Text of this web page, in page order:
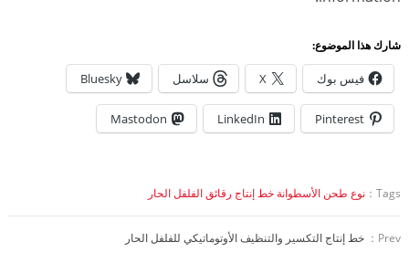
شارك هذا الموضوع:
فيس بوك X سلاسل Bluesky
Pinterest
LinkedIn
Mastodon
Tags： نوع طحن الأسطوانة خط إنتاج رقائق الفلفل الحار
Prev： خط إنتاج التكسير والتنظيف الأوتوماتيكي للفلفل الحار